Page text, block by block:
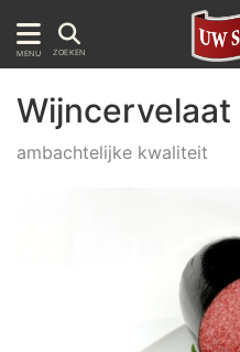
MENU ZOEKEN
Wijncervelaat
ambachtelijke kwaliteit